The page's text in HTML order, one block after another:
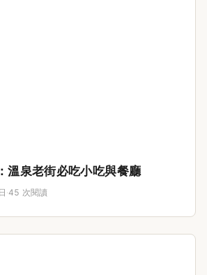
溫泉老街必吃小吃與餐廳
·45 次閱讀